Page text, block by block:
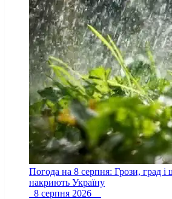
Погода на 8 серпня: Грози, град і
накриють Україну
8 серпня 2026